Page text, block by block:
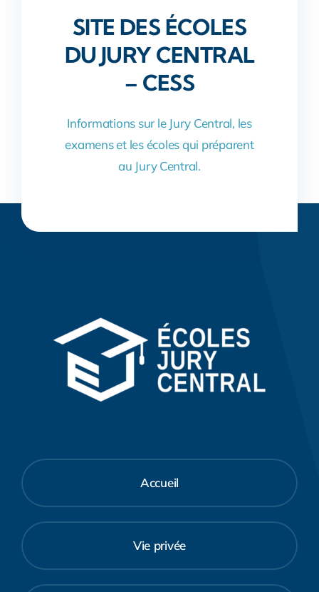
SITE DES ÉCOLES
DU JURY CENTRAL
– CESS
Informations sur le Jury Central, les
examens et les écoles qui préparent
au Jury Central.
Accueil
Vie privée